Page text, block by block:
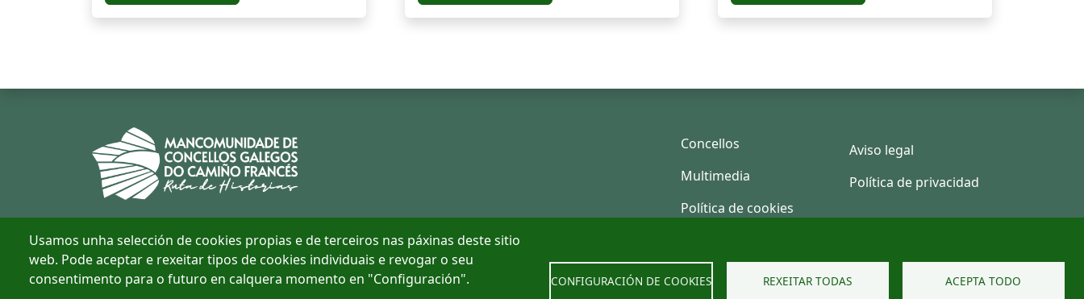
Usamos unha selección de cookies propias e de terceiros nas páxinas deste sitio
web. Pode aceptar e rexeitar tipos de cookies individuais e revogar o seu
consentimento para o futuro en calquera momento en "Configuración".
CONFIGURACIÓN DE COOKIES REXEITAR TODAS ACEPTA TODO
Concellos
Multimedia
Política de cookies
Aviso legal
Política de privacidad